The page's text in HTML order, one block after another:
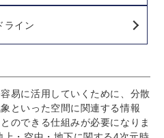
ライン
易に活用していくために、分散
といった空間に関連する情報
のできる仕組みが必要になりま